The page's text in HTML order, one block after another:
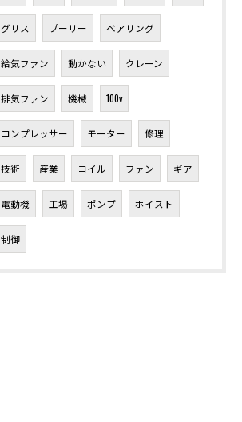
グリス プーリー ベアリング
給気ファン 動かない クレーン
排気ファン 機械 100v
コンプレッサー モーター 修理
技術 産業 コイル ファン ギア
電動機 工場 ポンプ ホイスト
制御